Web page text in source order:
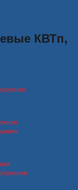
КВТп,